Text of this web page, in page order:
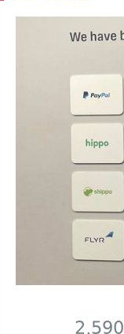
2,590